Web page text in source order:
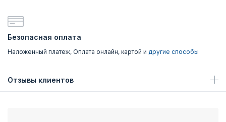
Безопасная оплата
Наложенный платеж, Оплата онлайн, картой и другие способы
Отзывы клиентов